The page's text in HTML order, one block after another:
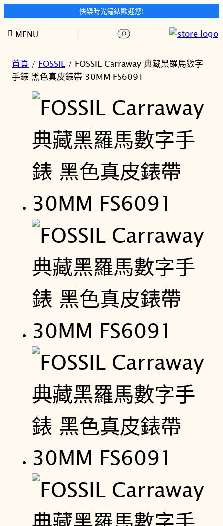
快樂時光鐘錶歡迎您!
至
搜
MENU
首頁 / FOSSIL
/ FOSSIL Carraway 典藏黑羅馬數字
手錶 黑色真皮錶帶 30MM FS6091